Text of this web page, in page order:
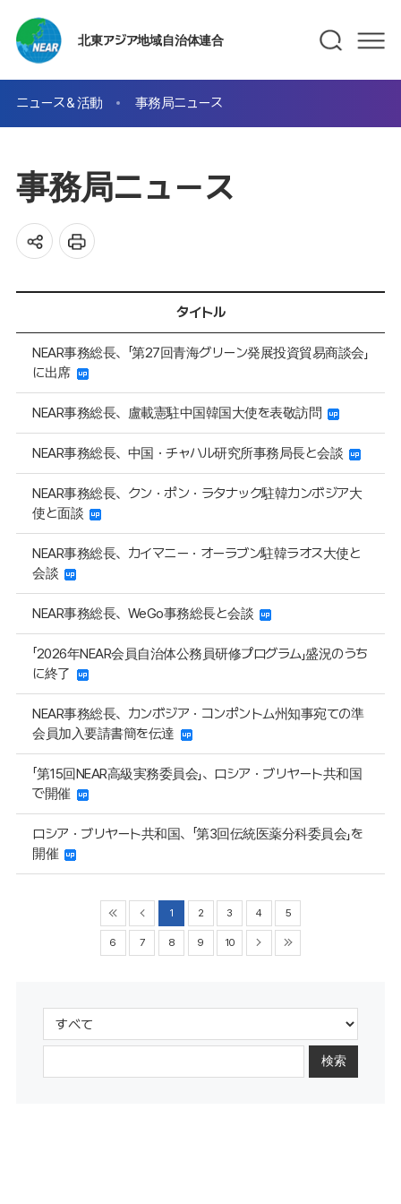
北東アジア地域自治体連合
ニュース＆活動 事務局ニュース
事務局ニュース
タイトル
NEAR事務総長、「第27回青海グリーン発展投資貿易商談会」
に出席
NEAR事務総長、盧載憲駐中国韓国大使を表敬訪問
NEAR事務総長、中国・チャハル研究所事務局長と会談
NEAR事務総長、クン・ポン・ラタナック駐韓カンボジア大
使と面談
NEAR事務総長、カイマニー・オーラブン駐韓ラオス大使と
会談
NEAR事務総長、WeGo事務総長と会談
「2026年NEAR会員自治体公務員研修プログラム」盛況のうち
に終了
NEAR事務総長、カンボジア・コンポントム州知事宛ての準
会員加入要請書簡を伝達
「第15回NEAR高級実務委員会」、ロシア・ブリヤート共和国
で開催
ロシア・ブリヤート共和国、「第3回伝統医薬分科委員会」を
開催
1 2 3 4 5
6 7 8 9 10
検索